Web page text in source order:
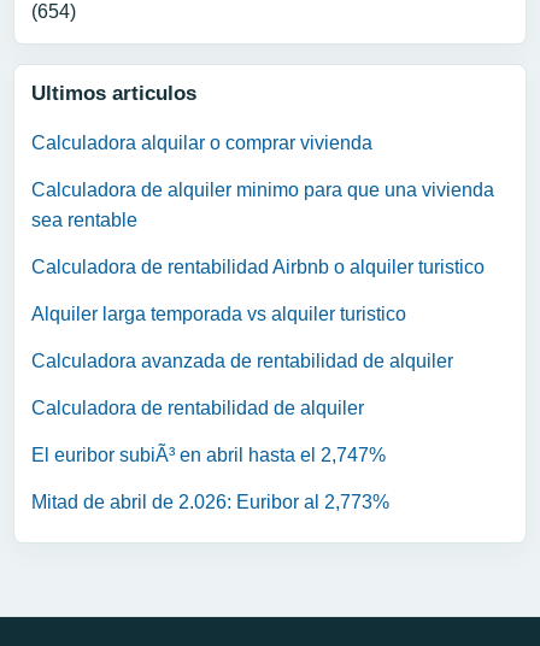
(654)
Ultimos articulos
Calculadora alquilar o comprar vivienda
Calculadora de alquiler minimo para que una vivienda
sea rentable
Calculadora de rentabilidad Airbnb o alquiler turistico
Alquiler larga temporada vs alquiler turistico
Calculadora avanzada de rentabilidad de alquiler
Calculadora de rentabilidad de alquiler
El euribor subiÃ³ en abril hasta el 2,747%
Mitad de abril de 2.026: Euribor al 2,773%